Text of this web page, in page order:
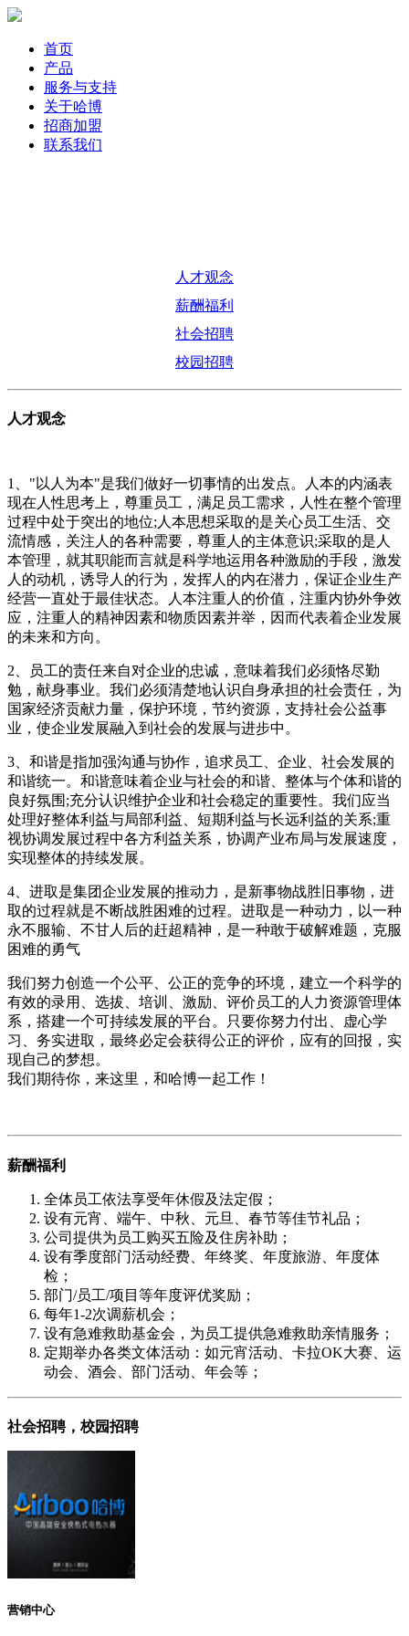
首页
产品
服务与支持
关于哈博
招商加盟
联系我们
人才观念
薪酬福利
社会招聘
校园招聘
人才观念
1、"以人为本"是我们做好一切事情的出发点。人本的内涵表
现在人性思考上，尊重员工，满足员工需求，人性在整个管理
过程中处于突出的地位;人本思想采取的是关心员工生活、交
流情感，关注人的各种需要，尊重人的主体意识;采取的是人
本管理，就其职能而言就是科学地运用各种激励的手段，激发
人的动机，诱导人的行为，发挥人的内在潜力，保证企业生产
经营一直处于最佳状态。人本注重人的价值，注重内协外争效
应，注重人的精神因素和物质因素并举，因而代表着企业发展
的未来和方向。
2、员工的责任来自对企业的忠诚，意味着我们必须恪尽勤
勉，献身事业。我们必须清楚地认识自身承担的社会责任，为
国家经济贡献力量，保护环境，节约资源，支持社会公益事
业，使企业发展融入到社会的发展与进步中。
3、和谐是指加强沟通与协作，追求员工、企业、社会发展的
和谐统一。和谐意味着企业与社会的和谐、整体与个体和谐的
良好氛围;充分认识维护企业和社会稳定的重要性。我们应当
处理好整体利益与局部利益、短期利益与长远利益的关系;重
视协调发展过程中各方利益关系，协调产业布局与发展速度，
实现整体的持续发展。
4、进取是集团企业发展的推动力，是新事物战胜旧事物，进
取的过程就是不断战胜困难的过程。进取是一种动力，以一种
永不服输、不甘人后的赶超精神，是一种敢于破解难题，克服
困难的勇气
我们努力创造一个公平、公正的竞争的环境，建立一个科学的
有效的录用、选拔、培训、激励、评价员工的人力资源管理体
系，搭建一个可持续发展的平台。只要你努力付出、虚心学
习、务实进取，最终必定会获得公正的评价，应有的回报，实
现自己的梦想。
我们期待你，来这里，和哈博一起工作！
薪酬福利
全体员工依法享受年休假及法定假；
设有元宵、端午、中秋、元旦、春节等佳节礼品；
公司提供为员工购买五险及住房补助；
设有季度部门活动经费、年终奖、年度旅游、年度体
检；
部门/员工/项目等年度评优奖励；
每年1-2次调薪机会；
设有急难救助基金会，为员工提供急难救助亲情服务；
定期举办各类文体活动：如元宵活动、卡拉OK大赛、运
动会、酒会、部门活动、年会等；
社会招聘，校园招聘
营销中心